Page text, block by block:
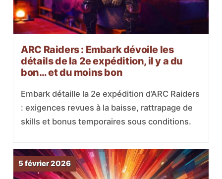
ARC Raiders : Embark dévoile les
détails de la 2e expédition, il y a du
bon… et du moins bon
Embark détaille la 2e expédition d’ARC Raiders
: exigences revues à la baisse, rattrapage de
skills et bonus temporaires sous conditions.
5 février 2026